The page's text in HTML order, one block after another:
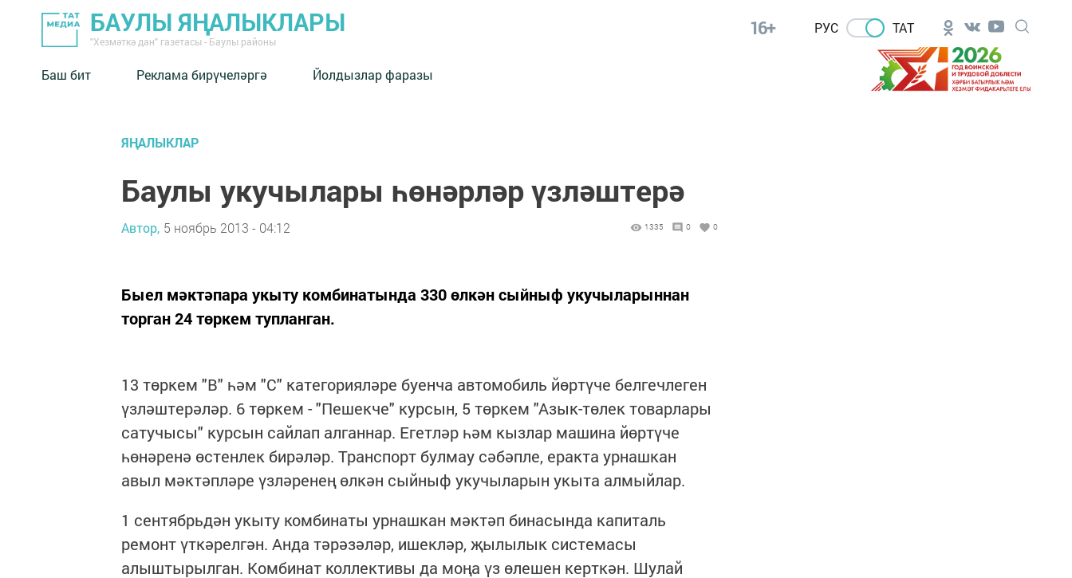
БАУЛЫ ЯҢАЛЫКЛАРЫ
"Хезмәткә дан" газетасы - Баулы районы
16+ РУС ТАТ
Баш бит Реклама бирүчеләргә Йолдызлар фаразы
ЯҢАЛЫКЛАР
Баулы укучылары һөнәрләр үзләштерә
Автор, 5 ноябрь 2013 - 04:12 1335 0 0
Быел мәктәпара укыту комбинатында 330 өлкән сыйныф укучыларыннан
торган 24 төркем тупланган.
13 төркем "В" һәм "С" категорияләре буенча автомобиль йөртүче белгечлеген
үзләштерәләр. 6 төркем - "Пешекче" курсын, 5 төркем "Азык-төлек товарлары
сатучысы" курсын сайлап алганнар. Егетләр һәм кызлар машина йөртүче
һөнәренә өстенлек бирәләр. Транспорт булмау сәбәпле, еракта урнашкан
авыл мәктәпләре үзләренең өлкән сыйныф укучыларын укыта алмыйлар.
1 сентябрьдән укыту комбинаты урнашкан мәктәп бинасында капиталь
ремонт үткәрелгән. Анда тәрәзәләр, ишекләр, җылылык системасы
алыштырылган. Комбинат коллективы да моңа үз өлешен керткән. Шулай